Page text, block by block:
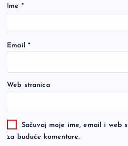
Ime *
Email *
Web stranica
Sačuvaj moje ime, email i web
za buduće komentare.